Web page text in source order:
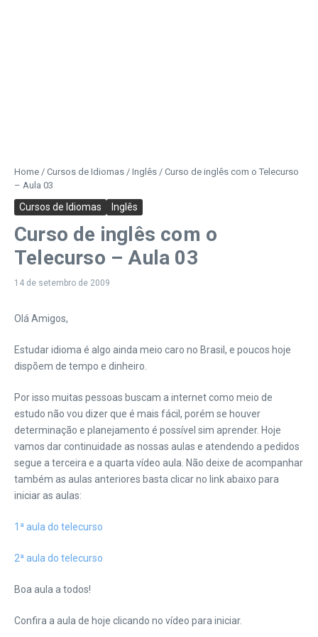
Home / Cursos de Idiomas / Inglês / Curso de inglês com o Telecurso
– Aula 03
Cursos de Idiomas Inglês
Curso de inglês com o
Telecurso – Aula 03
14 de setembro de 2009
Olá Amigos,
Estudar idioma é algo ainda meio caro no Brasil, e poucos hoje
dispõem de tempo e dinheiro.
Por isso muitas pessoas buscam a internet como meio de
estudo não vou dizer que é mais fácil, porém se houver
determinação e planejamento é possível sim aprender. Hoje
vamos dar continuidade as nossas aulas e atendendo a pedidos
segue a terceira e a quarta vídeo aula. Não deixe de acompanhar
também as aulas anteriores basta clicar no link abaixo para
iniciar as aulas:
1ª aula do telecurso
2ª aula do telecurso
Boa aula a todos!
Confira a aula de hoje clicando no vídeo para iniciar.